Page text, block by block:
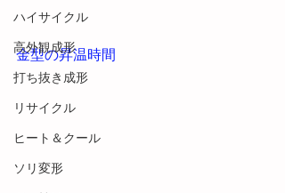
ハイサイクル
高外観成形
打ち抜き成形
リサイクル
ヒート＆クール
ソリ変形
金型の昇温時間